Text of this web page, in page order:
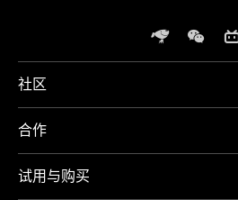
社区
合作
试用与购买